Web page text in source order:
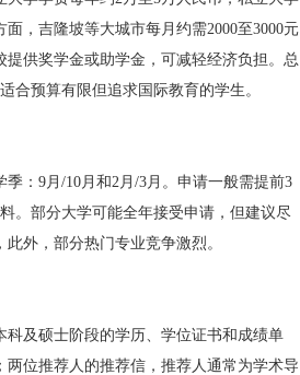
，吉隆坡等大城市每月约需2000至3000元
供奖学金或助学金，可减轻经济负担。总
合预算有限但追求国际教育的学生。
：9月/10月和2月/3月。申请一般需提前3
。部分大学可能全年接受申请，但建议尽
外，部分热门专业竞争激烈。
及硕士阶段的学历、学位证书和成绩单
两位推荐人的推荐信，推荐人通常为学术导